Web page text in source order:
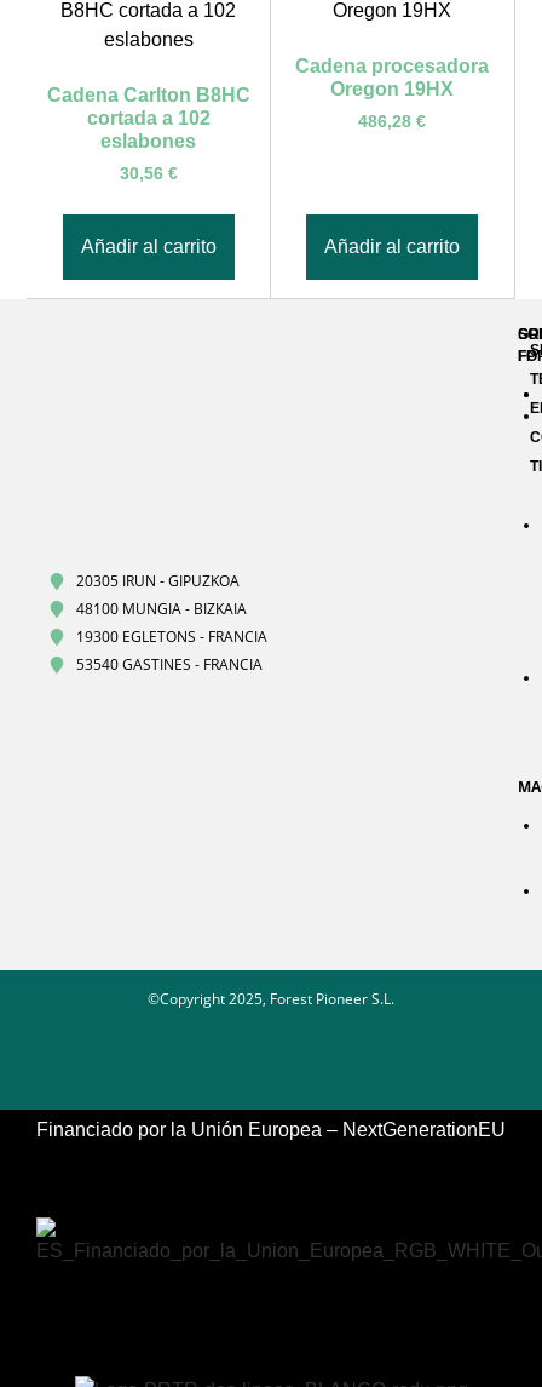
Cadena Carlton B8HC
cortada a 102
eslabones
30,56 €
Añadir al carrito
Cadena procesadora
Oregon 19HX
486,28€
Añadir al carrito
20305 IRUN - GIPUZKOA
48100 MUNGIA - BIZKAIA
19300 EGLETONS - FRANCIA
53540 GASTINES - FRANCIA
FP
©Copyright 2025, Forest Pioneer S.L.
Financiado por la Unión Europea – NextGenerationEU